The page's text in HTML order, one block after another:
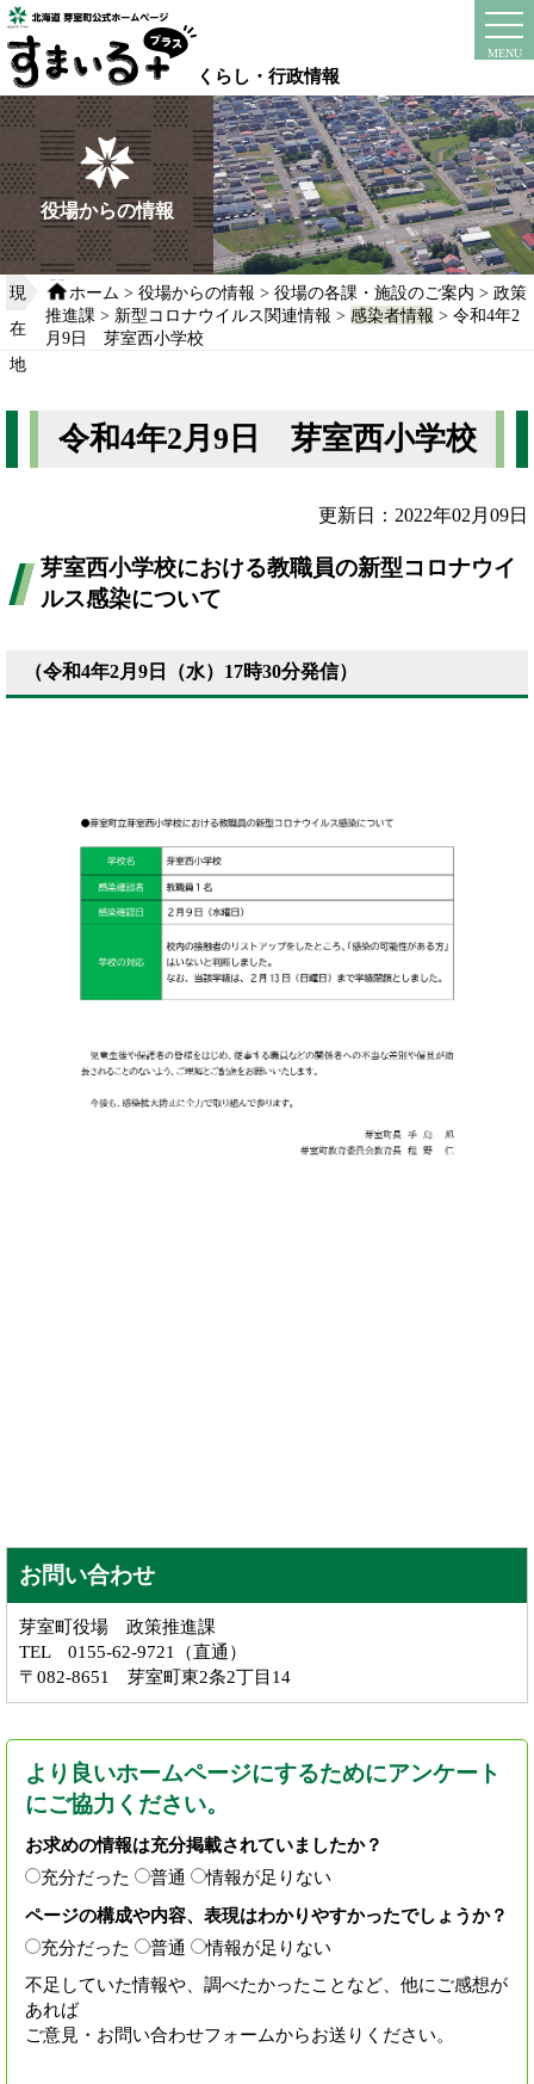
本
文
へ
移
動
る
くらし・行政情報
MENU
instagram
役場からの情報
現
在
地
ホーム >役場からの情報 >役場の各課・施設のご案内 >政策
推進課 > 新型コロナウイルス関連情報 >感染者情報 > 令和4年2
月9日 芽室西小学校
令和4年2月9日 芽室西小学校
更新日：2022年02月09日
芽室西小学校における教職員の新型コロナウイ
ルス感染について
（令和4年2月9日（水）17時30分発信）
お問い合わせ
芽室町役場 政策推進課
TEL 0155-62-9721（直通）
〒082-8651 芽室町東2条2丁目14
より良いホームページにするためにアンケート
にご協力ください。
お求めの情報は充分掲載されていましたか？
充分だった
普通
情報が足りない
ページの構成や内容、表現はわかりやすかったでしょうか？
充分だった
普通
情報が足りない
不足していた情報や、調べたかったことなど、他にご感想が
あれば
ご意見・お問い合わせフォームからお送りください。